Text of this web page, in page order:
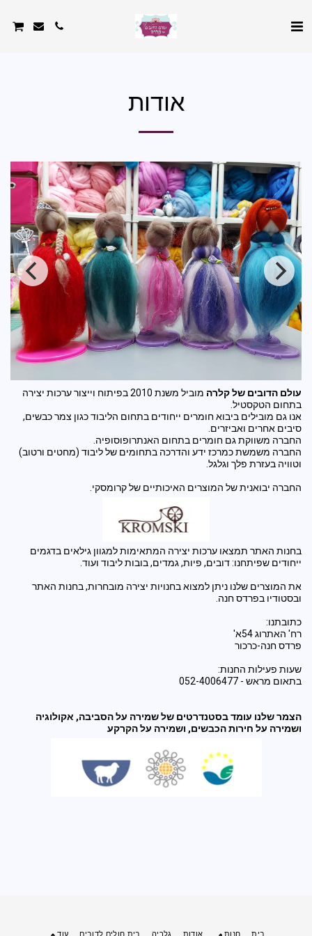
אודות
עולם הדובים של קלרה
מוביל משנת 2010 בפיתוח וייצור ערכות יצירה
בתחום הטקסטיל.
אנו גם מובילים ביבוא חומרים ייחודים בתחום הליבוד כגון צמר כבשים,
סיבים אחרים ואביזרים.
החברה משווקת גם חומרים בתחום האנתרופוסופיה.
החברה משמשת כמרכז ידע והדרכה בתחומים של ליבוד (מחטים ורטוב)
וטוויה בעזרת פלך וגלגל.
החברה יבואנית של המוצרים האיכותיים של קרומסקי.
בחנות האתר תמצאו ערכות יצירה המתאימות למגוון גילאים בדגמים
ייחודים שפיתחנו: דובים, פיות, גמדים, בובות ליבוד ועוד.
את המוצרים שלנו ניתן למצוא בחנויות יצירה מובחרות, בחנות האתר
ובסטודיו בפרדס חנה.
כתובתנו:
רח' האתרוג 54א'
פרדס חנה-כרכור
שעות פעילות החנות:
בתאום מראש - 052-4006477
הצמר שלנו עומד בסטנדרטים של שמירה על הסביבה, אקולוגיה
ושמירה על חירות הכבשים, ושמירה על הקרקע